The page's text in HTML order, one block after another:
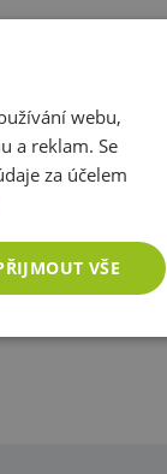
rozvoj a
webu,
a reklam. Se
za účelem
VŠE